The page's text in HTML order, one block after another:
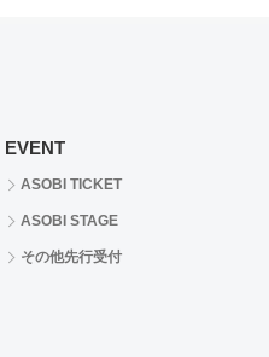
EVENT
ASOBI TICKET
ASOBI STAGE
その他先行受付